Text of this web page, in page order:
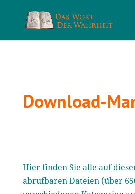
Download-
Hier finden Sie alle auf
abrufbaren Dateien (über